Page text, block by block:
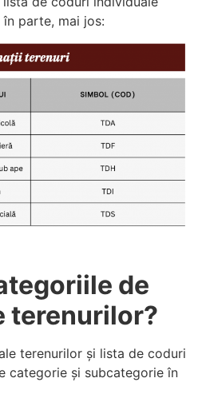
parte, mai jos:
de
terenurilor?
terenurilor și lista de coduri
categorie și subcategorie în